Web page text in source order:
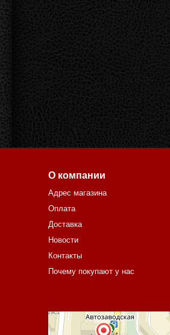
О компании
Адрес магазина
Оплата
Доставка
Новости
Контакты
Почему покупают у нас